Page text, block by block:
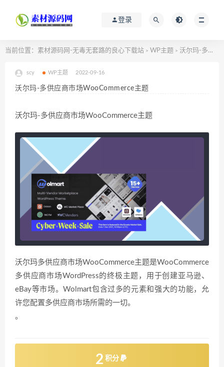
登录
当前位置： 素材源码网-无毒无套路的良心下载站 > WP主题 > 沃尔玛-多供应商市场WooCommerce主题
scy WP主题 2022-09-16
沃尔玛-多供应商市场WooCommerce主题
沃尔玛-多供应商市场WooCommerce主题
沃尔玛多供应商市场WooCommerce主题是WooCommerce
多供应商市场WordPress的终极主题，用于创建亚马逊、
eBay等市场。Wolmart包含过多的元素和强大的功能，允
许您配置多供应商市场所需的一切。
。
2 积分